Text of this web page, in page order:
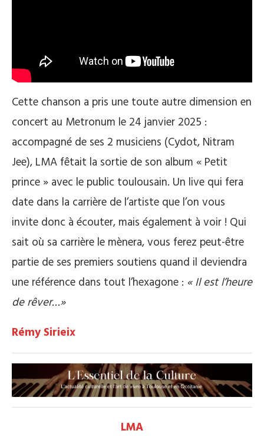
Cette chanson a pris une toute autre dimension en
concert au Metronum le 24 janvier 2025 :
accompagné de ses 2 musiciens (Cydot, Nitram
Jee), LMA fêtait la sortie de son album « Petit
prince » avec le public toulousain. Un live qui fera
date dans la carrière de l’artiste que l’on vous
invite donc à écouter, mais également à voir ! Qui
sait où sa carrière le mènera, vous ferez peut-être
partie de ses premiers soutiens quand il deviendra
une référence dans tout l’hexagone : « Il est l’heure
de rêver…»
Rémy Sirieix
LMA